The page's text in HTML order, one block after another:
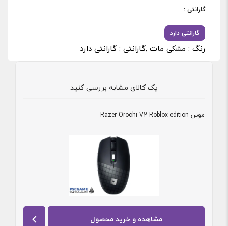
یک کالای مشابه بررسی کنید
موس Razer Orochi V2 Roblox edition
مشاهده و خرید محصول
: گارانتی
گارانتی دارد
رنگ : مشکی مات ,گارانتی : گارانتی دارد